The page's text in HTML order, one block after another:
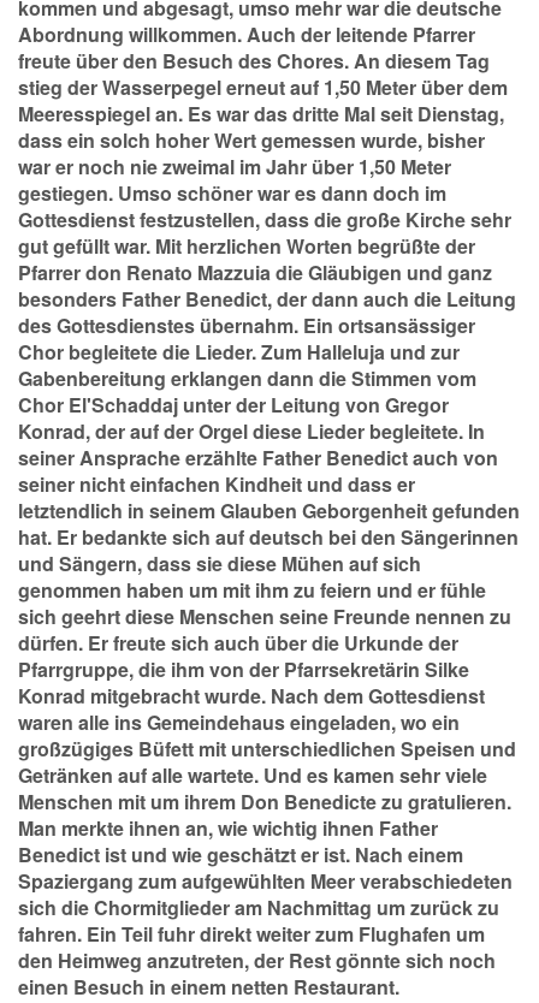
kommen und abgesagt, umso mehr war die deutsche
Abordnung willkommen. Auch der leitende Pfarrer
freute über den Besuch des Chores. An diesem Tag
stieg der Wasserpegel erneut auf 1,50 Meter über dem
Meeresspiegel an. Es war das dritte Mal seit Dienstag,
dass ein solch hoher Wert gemessen wurde, bisher
war er noch nie zweimal im Jahr über 1,50 Meter
gestiegen. Umso schöner war es dann doch im
Gottesdienst festzustellen, dass die große Kirche sehr
gut gefüllt war. Mit herzlichen Worten begrüßte der
Pfarrer don Renato Mazzuia die Gläubigen und ganz
besonders Father Benedict, der dann auch die Leitung
des Gottesdienstes übernahm. Ein ortsansässiger
Chor begleitete die Lieder. Zum Halleluja und zur
Gabenbereitung erklangen dann die Stimmen vom
Chor El'Schaddaj unter der Leitung von Gregor
Konrad, der auf der Orgel diese Lieder begleitete. In
seiner Ansprache erzählte Father Benedict auch von
seiner nicht einfachen Kindheit und dass er
letztendlich in seinem Glauben Geborgenheit gefunden
hat. Er bedankte sich auf deutsch bei den Sängerinnen
und Sängern, dass sie diese Mühen auf sich
genommen haben um mit ihm zu feiern und er fühle
sich geehrt diese Menschen seine Freunde nennen zu
dürfen. Er freute sich auch über die Urkunde der
Pfarrgruppe, die ihm von der Pfarrsekretärin Silke
Konrad mitgebracht wurde. Nach dem Gottesdienst
waren alle ins Gemeindehaus eingeladen, wo ein
großzügiges Büfett mit unterschiedlichen Speisen und
Getränken auf alle wartete. Und es kamen sehr viele
Menschen mit um ihrem Don Benedicte zu gratulieren.
Man merkte ihnen an, wie wichtig ihnen Father
Benedict ist und wie geschätzt er ist. Nach einem
Spaziergang zum aufgewühlten Meer verabschiedeten
sich die Chormitglieder am Nachmittag um zurück zu
fahren. Ein Teil fuhr direkt weiter zum Flughafen um
den Heimweg anzutreten, der Rest gönnte sich noch
einen Besuch in einem netten Restaurant.